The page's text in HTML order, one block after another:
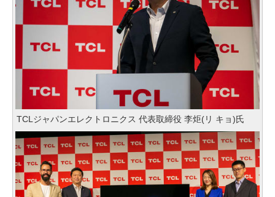
TCLジャパンエレクトロニクス 代表取締役 李炬(リ キョ)氏